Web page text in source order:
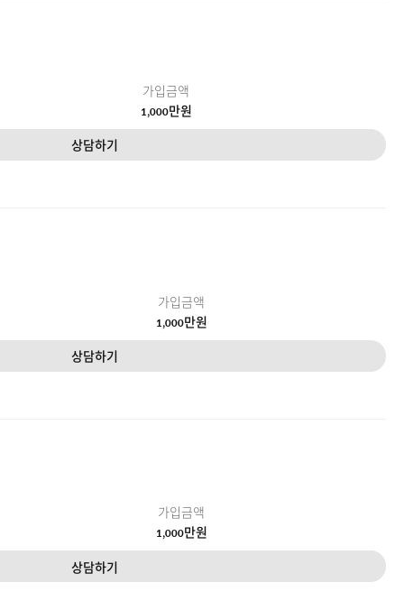
가입금액
1,000만원
상담하기
가입금액
1,000만원
상담하기
가입금액
1,000만원
상담하기